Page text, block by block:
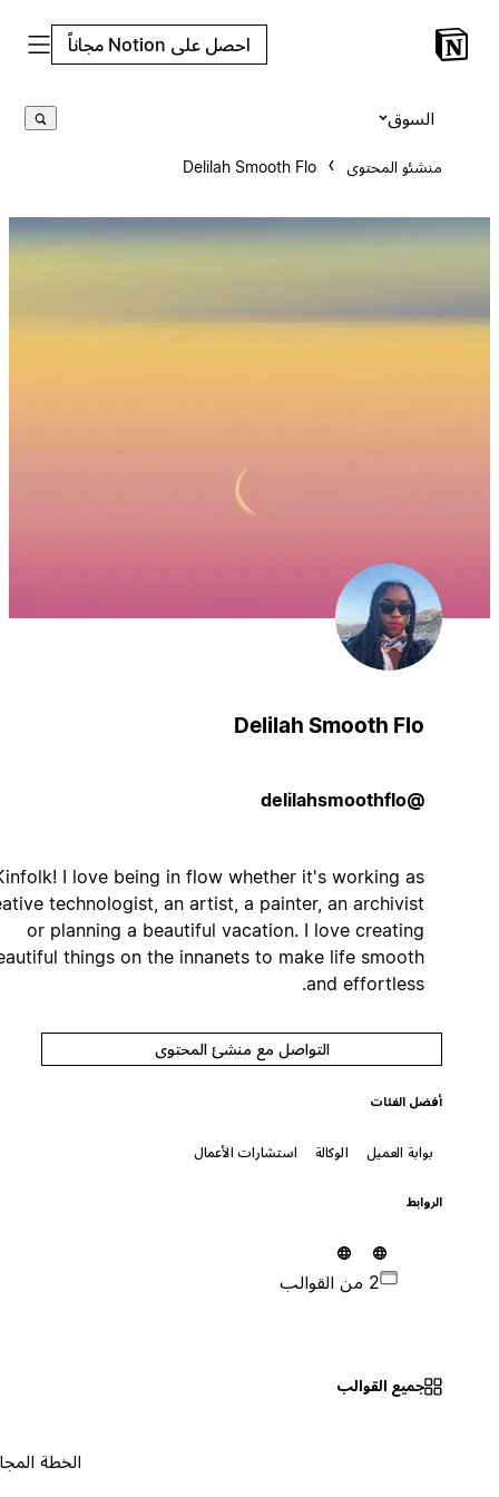
احصل على Notion مجاناً
منشئو المحتوى Delilah Smooth Flo
Delilah Smooth Flo
Hey Kinfolk! I love being in flow whether it's working as
a creative technologist, an artist, a painter, an archivist
or planning a beautiful vacation. I love creating
beautiful things on the innanets to make life smooth
and effortless.
التواصل مع منشئ المحتوى
أفضل الفئات
بوابة العميل الوكالة استشارات الأعمال
جميع القوالب
الخطة المجانية ٠